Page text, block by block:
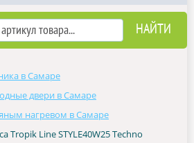
в Самаре
двери в Самаре
нагревом в Самаре
Tropik Line STYLE40W25 Techno